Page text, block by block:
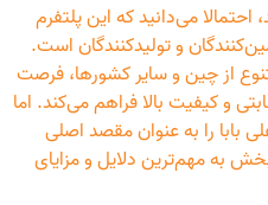
احتمالا می‌دانید که این پلتفرم
و تولیدکنندگان است.
از چین و سایر کشورها، فرصت
و کیفیت بالا فراهم می‌کند. اما
بابا را به عنوان مقصد اصلی
به مهم‌ترین دلایل و مزایای